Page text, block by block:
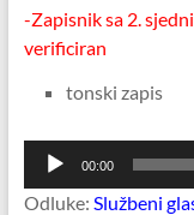
-Zapisnik sa 2.
verificiran
tonski zapis
Reproduktor
audiozapisa
00:00
Odluke: Službeni